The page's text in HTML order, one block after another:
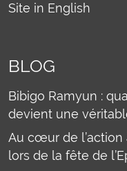
Site in English
BLOG
Bibigo Ramyun :
devient une
Au cœur de l’action
lors de la fête de